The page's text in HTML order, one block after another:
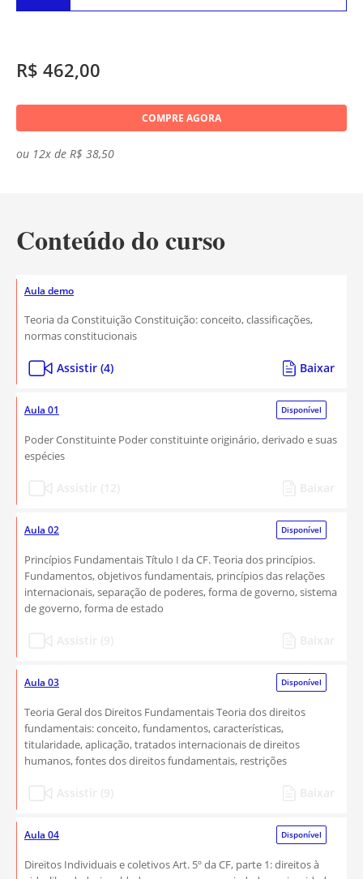
R$ 462,00
COMPRE AGORA
ou 12x de R$ 38,50
Conteúdo do curso
Aula demo
Teoria da Constituição Constituição: conceito, classificações,
normas constitucionais
Assistir (4) Baixar
Aula 01 Disponível
Poder Constituinte Poder constituinte originário, derivado e suas
espécies
Aula 02 Disponível
Princípios Fundamentais Título I da CF. Teoria dos princípios.
Fundamentos, objetivos fundamentais, princípios das relações
internacionais, separação de poderes, forma de governo, sistema
de governo, forma de estado
Aula 03 Disponível
Teoria Geral dos Direitos Fundamentais Teoria dos direitos
fundamentais: conceito, fundamentos, características,
titularidade, aplicação, tratados internacionais de direitos
humanos, fontes dos direitos fundamentais, restrições
Aula 04 Disponível
Direitos Individuais e coletivos Art. 5º da CF, parte 1: direitos à